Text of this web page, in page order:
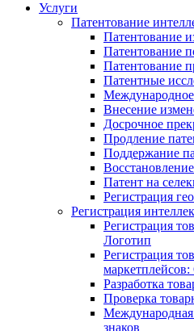
Услуги
Патентование
Патентование
Патентование
Патентование
Патентные
Внесение
Досрочное
Продление
Поддержание
Патент на
Регистрация
Регистрация
Регистрация
Логотип
Регистрация
Разработка
Проверка
Международная
знаков